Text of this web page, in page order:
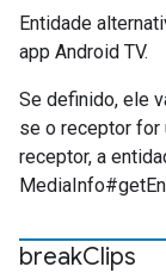
Entidade
app Android TV.
Se definido, ele
se o receptor for
receptor, a
breakClips